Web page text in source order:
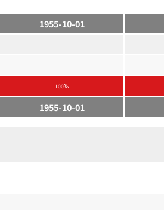
1955-10-01
100%
1955-10-01